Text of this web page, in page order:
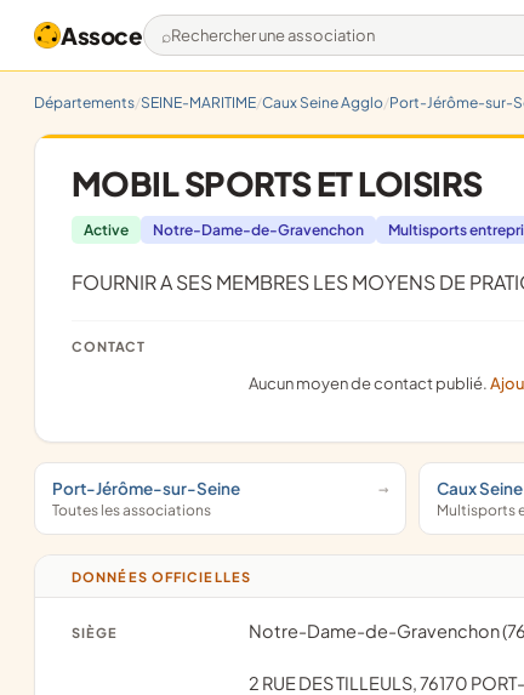
Assoce Rechercher une association
Départements SEINE-MARITIME Caux Seine Agglo Port-Jérôme-sur-
MOBIL SPORTS ET LOISIRS
Active Notre-Dame-de-Gravenchon Multisports
FOURNIR A SES MEMBRES LES MOYENS DE
CONTACT
Aucun moyen de contact publié.
Port-Jérôme-sur-Seine
Toutes les associations
Caux
Multisports
DONNÉES OFFICIELLES
SIÈGE Notre-Dame-de-Gravenchon
2 RUE DES TILLEULS, 76170